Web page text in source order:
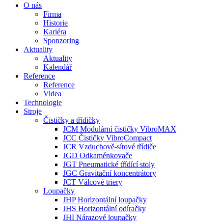
O nás
Firma
Historie
Kariéra
Sponzoring
Aktuality
Aktuality
Kalendář
Reference
Reference
Videa
Technologie
Stroje
Čističky a třídičky
JCM Modulární čističky VibroMAX
JCC Čističky VibroCompact
JCR Vzduchově-sítové třídiče
JGD Odkaménkovače
JGT Pneumatické třídící stoly
JGC Gravitační koncentrátory
JCT Válcové triery
Loupačky
JHP Horizontální loupačky
JHS Horizontální odíračky
JHI Nárazové loupačky